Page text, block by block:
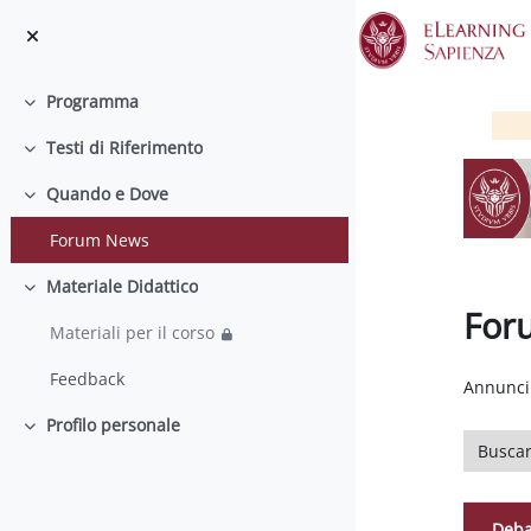
Colapsar
Programma
Colapsar
Testi di Riferimento
Colapsar
Quando e Dove
Forum News
Colapsar
Materiale Didattico
Materiali per il corso
Feedback
Colapsar
Profilo personale
Buscar